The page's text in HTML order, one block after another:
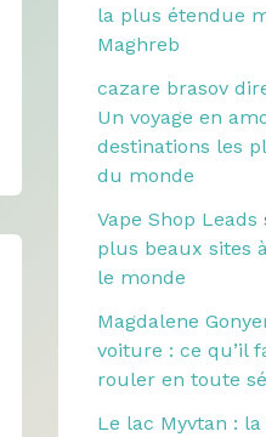
la plus étendue
Maghreb
cazare brasov
Un voyage en
destinations les
du monde
Vape Shop Leads
plus beaux sites
le monde
Magdalene
voiture : ce qu’il
rouler en toute
Le lac Myvtan :